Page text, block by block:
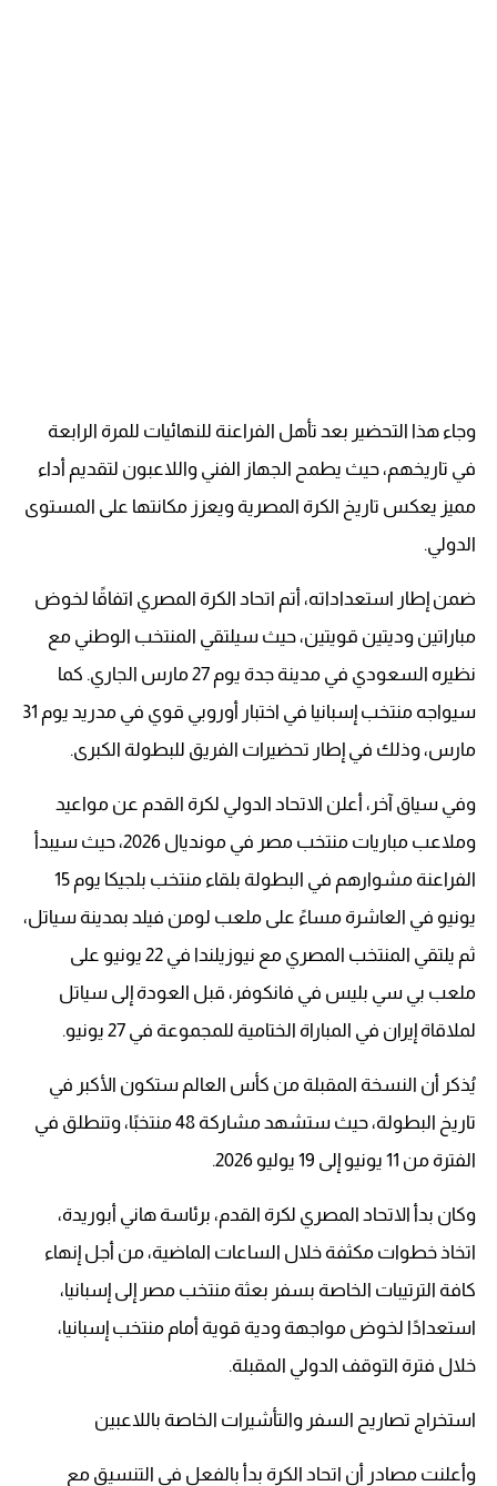
وجاء هذا التحضير بعد تأهل الفراعنة للنهائيات للمرة الرابعة
في تاريخهم، حيث يطمح الجهاز الفني واللاعبون لتقديم أداء
مميز يعكس تاريخ الكرة المصرية ويعزز مكانتها على المستوى
الدولي.
ضمن إطار استعداداته، أتم اتحاد الكرة المصري اتفاقًا لخوض
مباراتين وديتين قويتين، حيث سيلتقي المنتخب الوطني مع
نظيره السعودي في مدينة جدة يوم 27 مارس الجاري. كما
سيواجه منتخب إسبانيا في اختبار أوروبي قوي في مدريد يوم 31
مارس، وذلك في إطار تحضيرات الفريق للبطولة الكبرى.
وفي سياق آخر، أعلن الاتحاد الدولي لكرة القدم عن مواعيد
وملاعب مباريات منتخب مصر في مونديال 2026، حيث سيبدأ
الفراعنة مشوارهم في البطولة بلقاء منتخب بلجيكا يوم 15
يونيو في العاشرة مساءً على ملعب لومن فيلد بمدينة سياتل،
ثم يلتقي المنتخب المصري مع نيوزيلندا في 22 يونيو على
ملعب بي سي بليس في فانكوفر، قبل العودة إلى سياتل
لملاقاة إيران في المباراة الختامية للمجموعة في 27 يونيو.
يُذكر أن النسخة المقبلة من كأس العالم ستكون الأكبر في
تاريخ البطولة، حيث ستشهد مشاركة 48 منتخبًا، وتنطلق في
الفترة من 11 يونيو إلى 19 يوليو 2026.
وكان بدأ الاتحاد المصري لكرة القدم، برئاسة هاني أبوريدة،
اتخاذ خطوات مكثفة خلال الساعات الماضية، من أجل إنهاء
كافة الترتيبات الخاصة بسفر بعثة منتخب مصر إلى إسبانيا،
استعدادًا لخوض مواجهة ودية قوية أمام منتخب إسبانيا،
خلال فترة التوقف الدولي المقبلة.
استخراج تصاريح السفر والتأشيرات الخاصة باللاعبين
وأعلنت مصادر أن اتحاد الكرة بدأ بالفعل في التنسيق مع